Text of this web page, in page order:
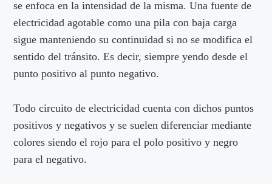
se enfoca en la intensidad de la misma. Una fuente de
electricidad agotable como una pila con baja carga
sigue manteniendo su continuidad si no se modifica el
sentido del tránsito. Es decir, siempre yendo desde el
punto positivo al punto negativo.
Todo circuito de electricidad cuenta con dichos puntos
positivos y negativos y se suelen diferenciar mediante
colores siendo el rojo para el polo positivo y negro
para el negativo.